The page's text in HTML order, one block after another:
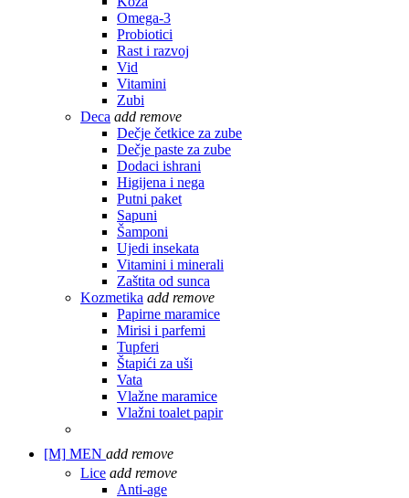
Omega-3
Probiotici
Rast i razvoj
Vid
Vitamini
Zubi
Deca add remove
Dečje četkice za zube
Dečje paste za zube
Dodaci ishrani
Higijena i nega
Putni paket
Sapuni
Šamponi
Ujedi insekata
Vitamini i minerali
Zaštita od sunca
Kozmetika add remove
Papirne maramice
Mirisi i parfemi
Tupferi
Štapići za uši
Vata
Vlažne maramice
Vlažni toalet papir
[M] MEN add remove
Lice add remove
Anti-age